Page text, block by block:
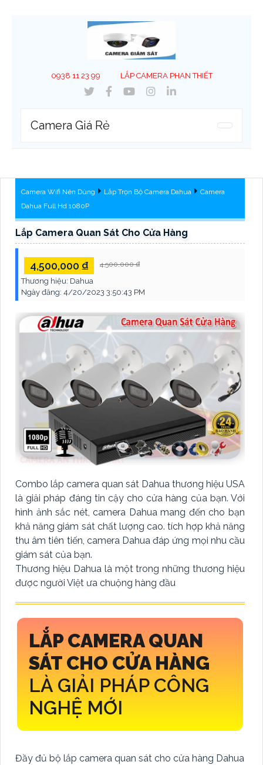
0938 11 23 99 LẮP CAMERA PHAN THIẾT
Camera Giá Rẻ
Camera Wifi Nên Dùng Lắp Trọn Bộ Camera Dahua
Camera
Dahua Full Hd 1080P
Lắp Camera Quan Sát Cho Cửa Hàng
4,500,000 ₫ 4,500,000 ₫
Thương hiệu: Dahua
Ngày đăng: 4/20/2023 3:50:43 PM
Combo lắp camera quan sát Dahua thương hiệu USA
là giải pháp đáng tin cậy cho cửa hàng của bạn. Với
hình ảnh sắc nét, camera Dahua mang đến cho bạn
khả năng giám sát chất lượng cao. tích hợp khả năng
thu âm tiên tiến, camera Dahua đáp ứng mọi nhu cầu
giám sát của bạn.
Thương hiệu Dahua là một trong những thương hiệu
được người Việt ưa chuộng hàng đầu
LẮP CAMERA QUAN
SÁT CHO CỬA HÀNG
LÀ GIẢI PHÁP CÔNG
NGHỆ MỚI
Đầy đủ bộ lắp camera quan sát cho cửa hàng Dahua